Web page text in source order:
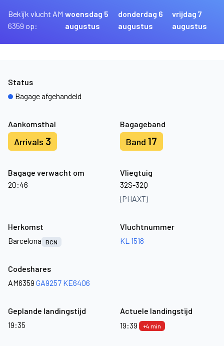
Bekijk vlucht AM
6359 op:
woensdag 5
augustus
donderdag 6
augustus
vrijdag 7
augustus
Aankomsthal
Arrivals 3
Bagageband
Band 17
Bagage verwacht om
20:46
Vliegtuig
32S-32Q
(PHAXT)
Status
Bagage afgehandeld
Herkomst
Barcelona
BCN
Vluchtnummer
KL 1518
Codeshares
AM6359 GA9257 KE6406
Geplande landingstijd
19:35
Actuele landingstijd
19:39
+4 min